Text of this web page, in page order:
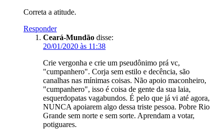
Correta a atitude.
Responder
Ceará-Mundão disse:
20/01/2020 às 11:38
Crie vergonha e crie um pseudônimo prá vc,
"cumpanhero". Corja sem estilo e decência, são
canalhas nas mínimas coisas. Não apoio maconheiro,
"cumpanhero", isso é coisa de gente da sua laia,
esquerdopatas vagabundos. É pelo que já vi até agora,
NUNCA apoiarem algo dessa triste pessoa. Pobre Rio
Grande sem norte e sem sorte. Aprendam a votar,
potiguares.